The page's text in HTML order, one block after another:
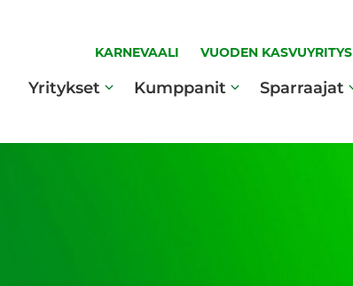
KARNEVAALI VUODEN KASVUYRITYS
Yritykset Kumppanit Sparraajat